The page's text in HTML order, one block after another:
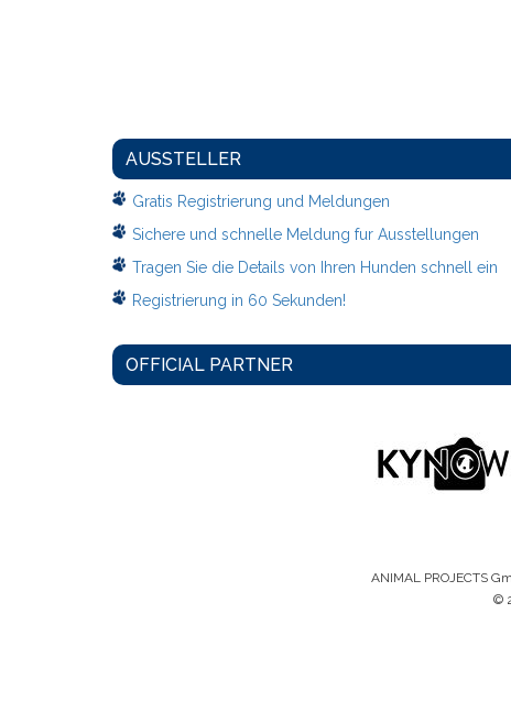
AUSSTELLER
Gratis Registrierung und Meldungen
Sichere und schnelle Meldung fur Ausstellungen
Tragen Sie die Details von Ihren Hunden schnell ein
Registrierung in 60 Sekunden!
OFFICIAL PARTNER
ANIMAL PROJECTS
©